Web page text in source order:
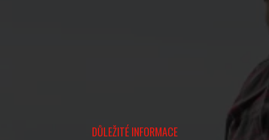
DŮLEŽITÉ INFORMACE